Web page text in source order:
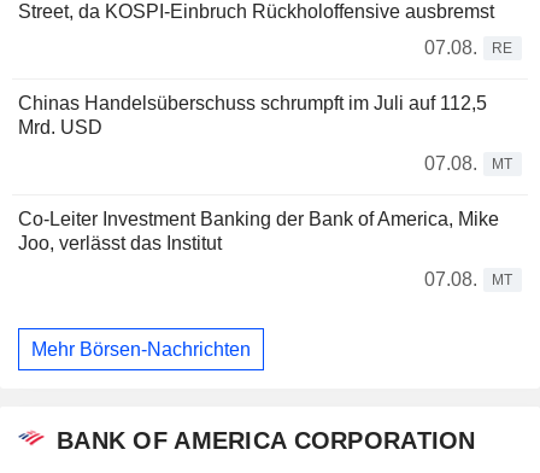
Street, da KOSPI-Einbruch Rückholoffensive ausbremst
07.08.
RE
Chinas Handelsüberschuss schrumpft im Juli auf 112,5
Mrd. USD
07.08.
MT
Co-Leiter Investment Banking der Bank of America, Mike
Joo, verlässt das Institut
07.08.
MT
Mehr Börsen-Nachrichten
BANK OF AMERICA CORPORATION